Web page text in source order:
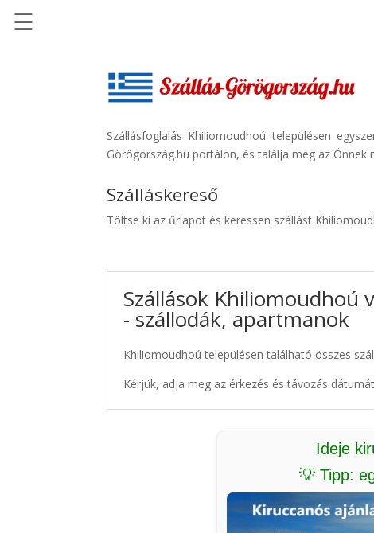
Szállásinfo.eu
Repülőjegy
Autóbérlés
☰
Szállásfoglalás Khiliomoudhoú településen
Görögország.hu portálon, és találja meg az Önnek
Szálláskereső
Töltse ki az űrlapot és keressen szállást
Szállások Khiliomoudhoú
- szállodák, apartmanok
Khiliomoudhoú településen található összes
Kérjük, adja meg az érkezés és távozás
Ideje
💡 Tipp: